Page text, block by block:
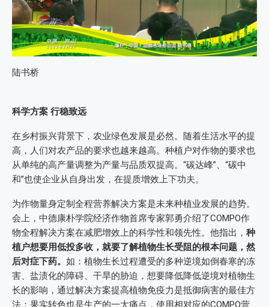
陆书桥
科学方案 行稳致远
在乡村振兴背景下，农业绿色发展是必然。随着生活水平的提
高，人们对农产品的要求也越来越高。种植户对作物的要求也
从单纯的高产量调整为产量与品质双提高。“碳达峰”、“碳中
和”也使企业从自身出发，在提质增效上下功夫。
为作物量身定制全程营养解决方案是未来种植业发展的趋势。
会上，中德康朴学院经济作物首席专家郭勇介绍了COMPO作
物全程解决方案在减肥增效上的科学性和领先性。他指出， 种
植户想要用低投多收，就要了解植物生长受阻的根本问题，然
后对症下药。 如：植物生长过程遭受的多种逆境如倒春寒的冻
害、盐渍化的障碍、干旱的胁迫，想要降低降低逆境对植物生
长的影响，通过解决方案提高植物免疫力是抵御病害的最佳方
法；果实转色也是生产的一大痛点，使用相对应的COMPO营